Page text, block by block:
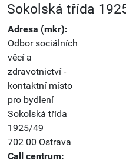
Sokolská třída
Adresa (mkr):
Odbor sociálních
věcí a
zdravotnictví -
kontaktní místo
pro bydlení
Sokolská třída
1925/49
702 00 Ostrava
Call centrum: